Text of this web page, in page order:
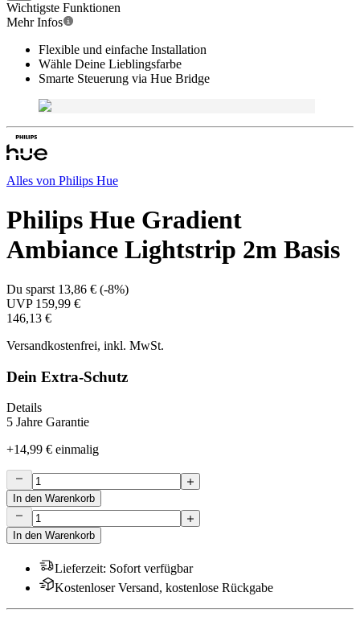
Wichtigste Funktionen
Mehr Infos
Flexible und einfache Installation
Wähle Deine Lieblingsfarbe
Smarte Steuerung via Hue Bridge
Alles von Philips Hue
Philips Hue Gradient
Ambiance Lightstrip 2m Basis
Du sparst 13,86 € (-8%)
UVP 159,99 €
146,13 €
Versandkostenfrei, inkl. MwSt.
Dein Extra-Schutz
Details
5 Jahre Garantie
+14,99 € einmalig
In den Warenkorb
In den Warenkorb
Lieferzeit: Sofort verfügbar
Kostenloser Versand, kostenlose Rückgabe